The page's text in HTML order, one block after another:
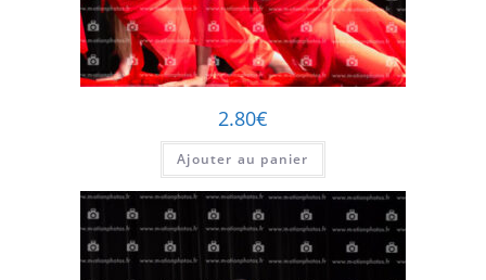
2.80€
Ajouter au panier